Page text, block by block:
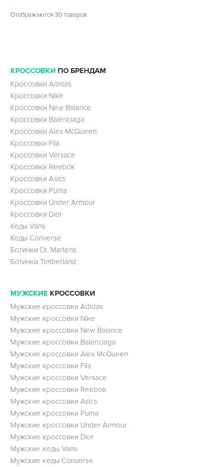
Отображаются 30 товаров
КРОССОВКИ ПО БРЕНДАМ
Кроссовки Adidas
Кроссовки Nike
Кроссовки New Balance
Кроссовки Balenciaga
Кроссовки Alex McQueen
Кроссовки Fila
Кроссовки Versace
Кроссовки Reebok
Кроссовки Asics
Кроссовки Puma
Кроссовки Under Armour
Кроссовки Dior
Кеды Vans
Кеды Converse
Ботинки Dr. Martens
Ботинки Timberland
МУЖСКИЕ КРОССОВКИ
Мужские кроссовки Adidas
Мужские кроссовки Nike
Мужские кроссовки New Balance
Мужские кроссовки Balenciaga
Мужские кроссовки Alex McQueen
Мужские кроссовки Fila
Мужские кроссовки Versace
Мужские кроссовки Reebok
Мужские кроссовки Asics
Мужские кроссовки Puma
Мужские кроссовки Under Armour
Мужские кроссовки Dior
Мужские кеды Vans
Мужские кеды Converse